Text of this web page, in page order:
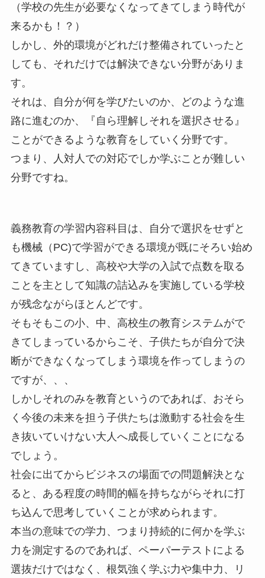
（学校の先生が必要なくなってきてしまう時代が
来るかも！？）
しかし、外的環境がどれだけ整備されていったと
しても、それだけでは解決できない分野がありま
す。
それは、自分が何を学びたいのか、どのような進
路に進むのか、『自ら理解しそれを選択させる』
ことができるような教育をしていく分野です。
つまり、人対人での対応でしか学ぶことが難しい
分野ですね。
義務教育の学習内容科目は、自分で選択をせずと
も機械（PC)で学習ができる環境が既にそろい始め
てきていますし、高校や大学の入試で点数を取る
ことを主として知識の詰込みを実施している学校
が残念ながらほとんどです。
そもそもこの小、中、高校生の教育システムがで
きてしまっているからこそ、子供たちが自分で決
断ができなくなってしまう環境を作ってしまうの
ですが、、、
しかしそれのみを教育というのであれば、おそら
く今後の未来を担う子供たちは激動する社会を生
き抜いていけない大人へ成長していくことになる
でしょう。
社会に出てからビジネスの場面での問題解決とな
ると、ある程度の時間的幅を持ちながらそれに打
ち込んで思考していくことが求められます。
本当の意味での学力、つまり持続的に何かを学ぶ
力を測定するのであれば、ペーパーテストによる
選抜だけではなく、根気強く学ぶ力や集中力、リ